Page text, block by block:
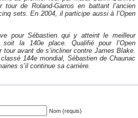
de Roland-Garros en battant l’ancien
sets. En 2004, il participe aussi à l’Open
pour Sébastien qui y atteint le meilleur
la 140e place. Qualifié pour l’Open
tour avant de s’incliner contre James Blake.
144e mondial, Sébastien de Chaunac
s’il continue sa carrière.
Nom (requis)